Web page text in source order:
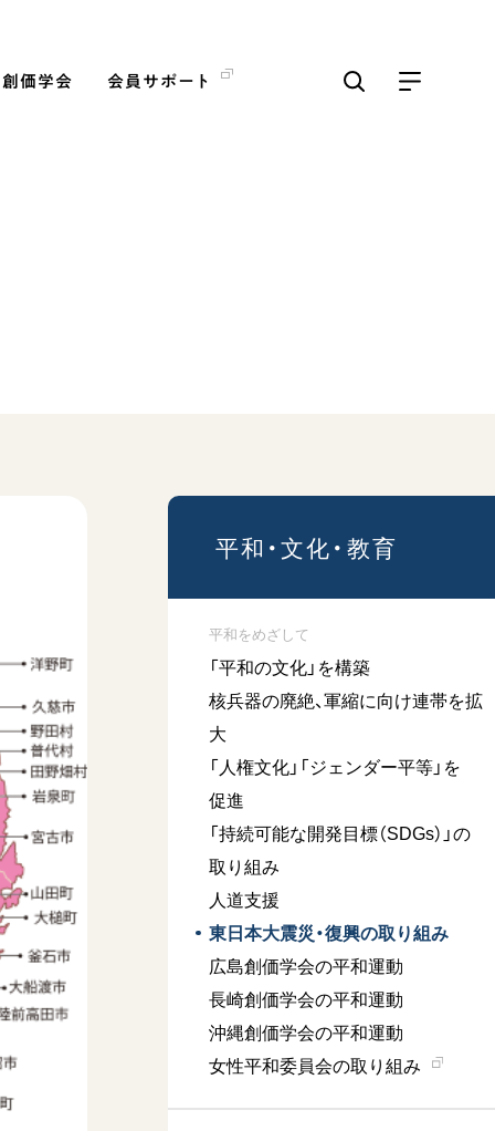
価学会 会員サポート
「ペンタトニック・ファン
ファーレ」 関西吹奏楽団
文化
動画
「エル・クンバンチェロ」
創価グロリア吹奏楽団
文化
動画
平和・文化・教育
平和をめざして
「平和の文化」を構築
核兵器の廃絶、軍縮に向け連帯を拡
大
「人権文化」「ジェンダー平等」を
促進
「持続可能な開発目標（SDGs）」の
取り組み
人道支援
東日本大震災・復興の取り組み
広島創価学会の平和運動
長崎創価学会の平和運動
沖縄創価学会の平和運動
女性平和委員会の取り組み